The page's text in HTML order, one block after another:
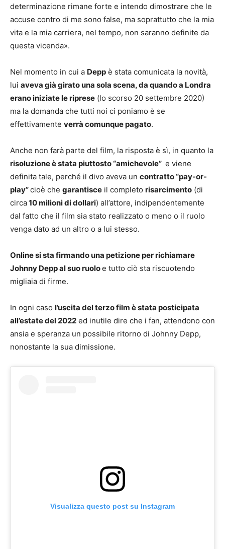
determinazione rimane forte e intendo dimostrare che le
accuse contro di me sono false, ma soprattutto che la mia
vita e la mia carriera, nel tempo, non saranno definite da
questa vicenda».
Nel momento in cui a Depp è stata comunicata la novità,
lui aveva già girato una sola scena, da quando a Londra
erano iniziate le riprese (lo scorso 20 settembre 2020)
ma la domanda che tutti noi ci poniamo è se
effettivamente verrà comunque pagato.
Anche non farà parte del film, la risposta è sì, in quanto la
risoluzione è stata piuttosto “amichevole” e viene
definita tale, perché il divo aveva un contratto “pay-or-
play”cioè che garantisce il completo risarcimento (di
circa10 milioni di dollari) all’attore, indipendentemente
dal fatto che il film sia stato realizzato o meno o il ruolo
venga dato ad un altro o a lui stesso.
Online si sta firmando una petizione per richiamare
Johnny Depp al suo ruoloe tutto ciò sta riscuotendo
migliaia di firme.
In ogni caso l’uscita del terzo film è stata posticipata
all’estate del 2022 ed inutile dire che i fan, attendono con
ansia e speranza un possibile ritorno di Johnny Depp,
nonostante la sua dimissione.
Visualizza questo post su Instagram